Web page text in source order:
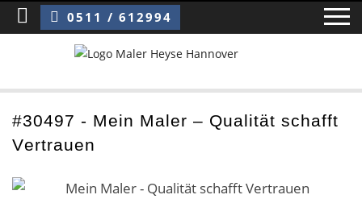
Sie sind hier:Mein Maler – Qualität schafft Vertrauen
0511 / 612994
Home
Über uns ›
#30497 - Mein Maler – Qualität schafft
Vertrauen